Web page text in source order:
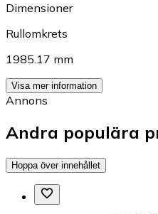
Dimensioner
Rullomkrets
1985.17 mm
Visa mer information
Annons
Andra populära
Hoppa över innehållet